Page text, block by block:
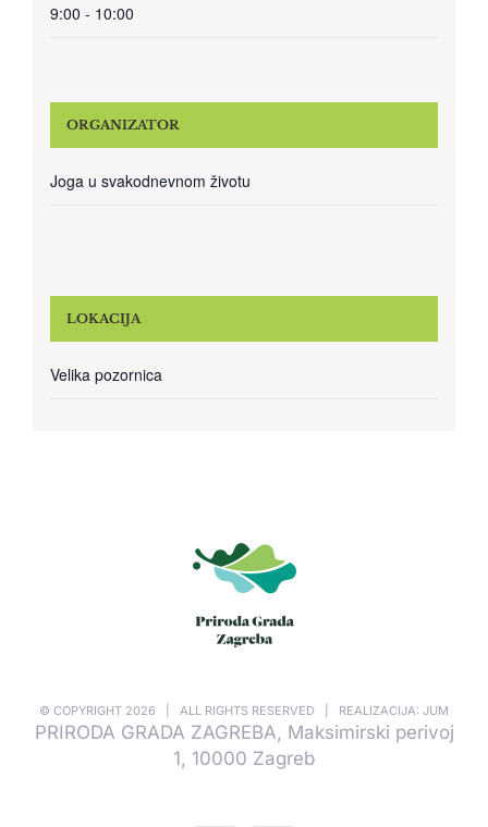
9:00 - 10:00
ORGANIZATOR
Joga u svakodnevnom životu
LOKACIJA
Velika pozornica
© COPYRIGHT 2026 | ALL RIGHTS RESERVED | REALIZACIJA: JUM
PRIRODA GRADA ZAGREBA, Maksimirski perivoj
1, 10000 Zagreb